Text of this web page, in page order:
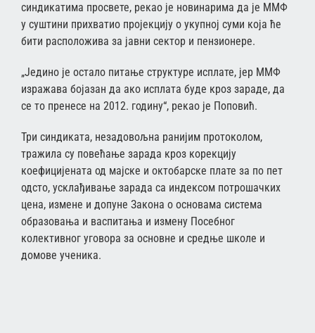
синдикатима просвете, рекао је новинарима да је ММФ
у суштини прихватио пројекцију о укупној суми која ће
бити расположива за јавни сектор и пензионере.
„Једино је остало питање структуре исплате, јер ММФ
изражава бојазан да ако исплата буде кроз зараде, да
се то пренесе на 2012. годину“, рекао је Поповић.
Три синдиката, незадовољна ранијим протоколом,
тражила су повећање зарада кроз корекцију
коефицијената од мајске и октобарске плате за по пет
одсто, усклађивање зарада са индексом потрошачких
цена, измене и допуне Закона о основама система
образовања и васпитања и измену Посебног
колективног уговора за основне и средње школе и
домове ученика.